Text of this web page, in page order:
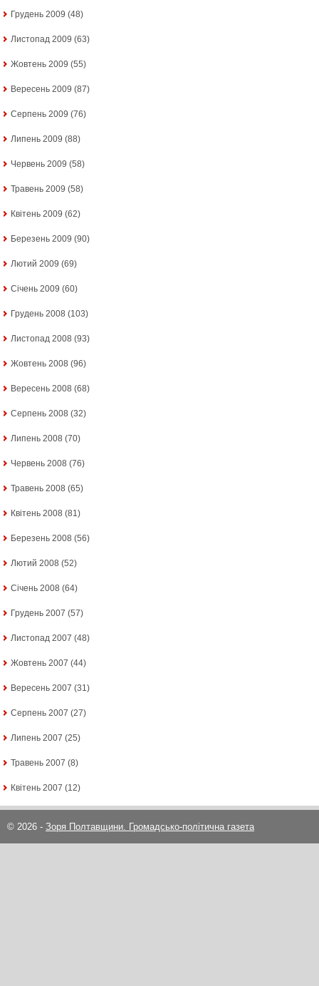
Грудень 2009 (48)
Листопад 2009 (63)
Жовтень 2009 (55)
Вересень 2009 (87)
Серпень 2009 (76)
Липень 2009 (88)
Червень 2009 (58)
Травень 2009 (58)
Квітень 2009 (62)
Березень 2009 (90)
Лютий 2009 (69)
Січень 2009 (60)
Грудень 2008 (103)
Листопад 2008 (93)
Жовтень 2008 (96)
Вересень 2008 (68)
Серпень 2008 (32)
Липень 2008 (70)
Червень 2008 (76)
Травень 2008 (65)
Квітень 2008 (81)
Березень 2008 (56)
Лютий 2008 (52)
Січень 2008 (64)
Грудень 2007 (57)
Листопад 2007 (48)
Жовтень 2007 (44)
Вересень 2007 (31)
Серпень 2007 (27)
Липень 2007 (25)
Травень 2007 (8)
Квітень 2007 (12)
© 2026 - Зоря Полтавщини. Громадсько-політична газета